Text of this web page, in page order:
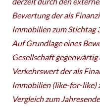
Bewertung der als
Immobilien zum Stichtag
Auf Grundlage eines
Gesellschaft gegenwärtig
Verkehrswert der als
Immobilien (like-for-like)
Vergleich zum